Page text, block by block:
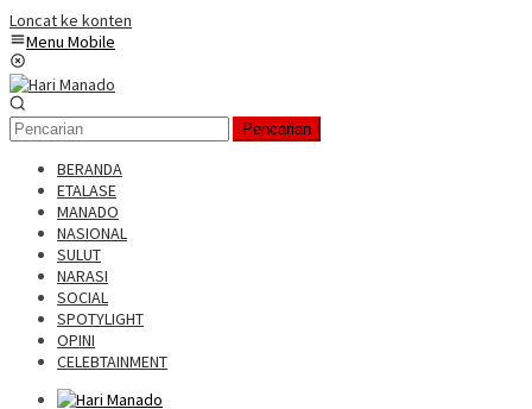
Loncat ke konten
Menu Mobile
Pencarian
BERANDA
ETALASE
MANADO
NASIONAL
SULUT
NARASI
SOCIAL
SPOTYLIGHT
OPINI
CELEBTAINMENT